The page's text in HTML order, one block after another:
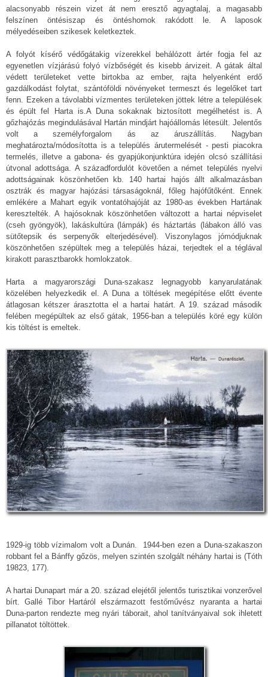
alacsonyabb részein vizet át nem eresztő agyagtalaj, a magasabb
felszínen öntésiszap és öntéshomok rakódott le. A laposok
mélyedéseiben szikesek keletkeztek.
A folyót kísérő védőgátakig vízerekkel behálózott ártér fogja fel az
egyenetlen vízjárású folyó vízbőségét és kisebb árvizeit. A gátak által
védett területeket vette birtokba az ember, rajta helyenként erdő
gazdálkodást folytat, szántóföldi növényeket termeszt és legelőket tart
fenn. Ezeken a távolabbi vízmentes területeken jöttek létre a települések
és épült fel Harta is.A Duna sokaknak biztosított megélhetést is. A
gőzhajózás megindulásával Hartán mindjárt hajóállomás létesült. Jelentős
volt a személyforgalom ás az áruszállítás. Nagyban
meghatározta/módosította is a település árutermelését - pesti piacokra
termelés, illetve a gabona- és gyapjúkonjunktúra idején olcsó szállítási
útvonal adottsága. A századfordulót követően a német település nyelvi
adottságainak köszönhetően kb. 140 hartai hajós állt alkalmazásban
osztrák és magyar hajózási társaságoknál, főleg hajófűtőként. Ennek
emlékére a Mahart egyik vontatóhajóját az 1980-as években Hartának
keresztelték. A hajósoknak köszönhetően változott a hartai népviselet
(cseh gyöngyök), lakáskultúra (lámpák) és háztartás (lábakon álló vas
sütőtepsik és serpenyők elterjedésével). Viszonylagos jómódjuknak
köszönhetően szépültek meg a település házai, terjedtek el a téglával
kirakott parasztbarokk homlokzatok.
Harta a magyarországi Duna-szakasz legnagyobb kanyarulatának
közelében helyezkedik el. A Duna a töltések megépítése előtt évente
átlagosan kétszer árasztotta el a hartai határt. A 19. század második
felében megépültek az első gátak, 1956-ban a település köré egy külön
kis töltést is emeltek.
1929-ig több vízimalom volt a Dunán. 1944-ben ezen a Duna-szakaszon
robbant fel a Bánffy gőzös, melyen szintén szolgált néhány hartai is (Tóth
19823, 177).
A hartai Dunapart már a 20. század elejétől jelentős turisztikai vonzerővel
bírt. Gallé Tibor Hartáról elszármazott festőművész nyaranta a hartai
Duna-parton rendezte meg nyári táborait, ahol tanítványaival sok ihletett
pillanatot töltöttek.